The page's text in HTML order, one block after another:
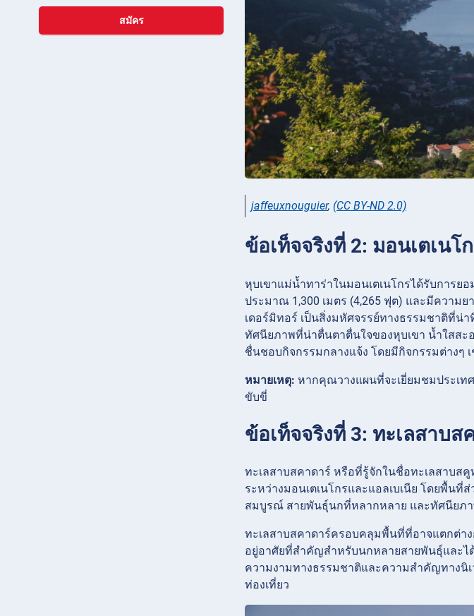
สมัคร
jaffeuxnouguier, (CC BY-ND 2.0)
ข้อเท็จจริงที่ 2: มอนเตเน
หุบเขาแม่น้ำทาร่าในมอนเตเนโกรได้รับการ
ประมาณ 1,300 เมตร (4,265 ฟุต) และมีความ
เดอร์มิทอร์ เป็นสิ่งมหัศจรรย์ทางธรรมชาติที่
ทัศนียภาพที่น่าตื่นตาตื่นใจของหุบเขา น้ำใสสะ
ชื่นชอบกิจกรรมกลางแจ้ง โดยมีกิจกรรมต่างๆ
หมายเหตุ: หากคุณวางแผนที่จะเยี่ยมชมประเท
ขับขี่
ข้อเท็จจริงที่ 3: ทะเลสาบ
ทะเลสาบสคาดาร์ หรือที่รู้จักในชื่อทะเลสาบส
ระหว่างมอนเตเนโกรและแอลเบเนีย โดยพื้น
สมบูรณ์ สายพันธุ์นกที่หลากหลาย และทัศนียภา
ทะเลสาบสคาดาร์ครอบคลุมพื้นที่ที่อาจแตกต่า
อยู่อาศัยที่สำคัญสำหรับนกหลายสายพันธุ์และ
ความงามทางธรรมชาติและความสำคัญทางนิ
ท่องเที่ยว